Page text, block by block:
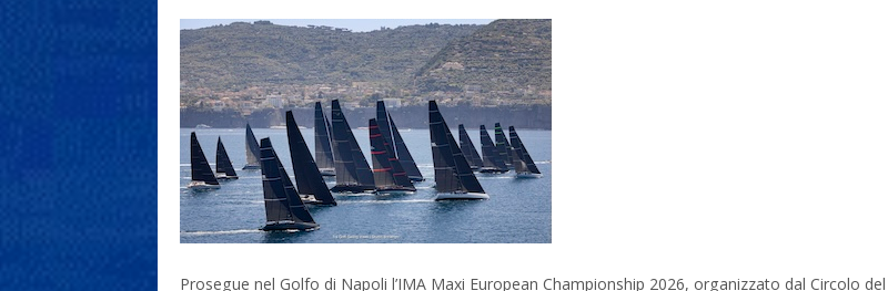
Prosegue nel Golfo di Napoli l’IMA Maxi European Championship 2026, organizzato dal Circolo del